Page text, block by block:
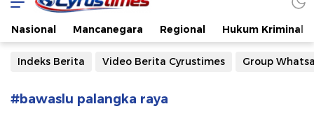
Cyrustimes.com
Cepat Tajam dan Akurat
Nasional Mancanegara Regional Hukum Kriminal
Indeks Berita Video Berita Cyrustimes Group
#bawaslu palangka raya